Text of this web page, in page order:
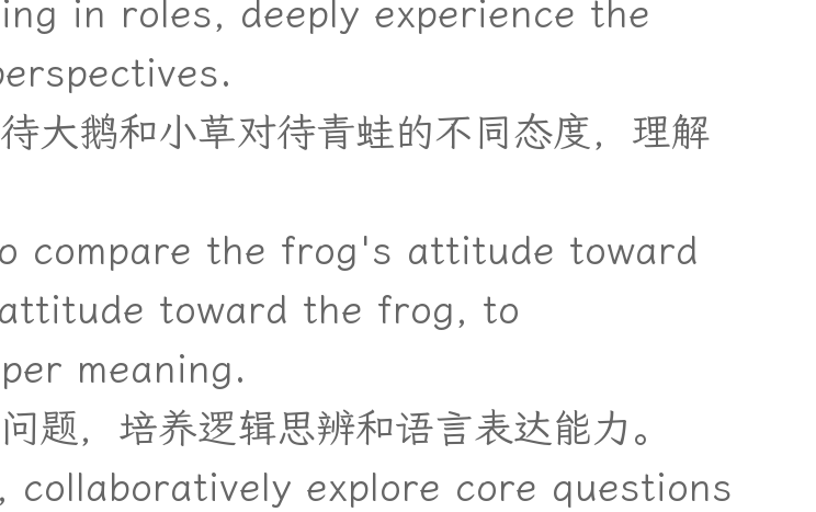
in roles, deeply experience the
待大鹅和小草对待青蛙的不同态度， 理解
compare the frog's attitude toward
toward the frog, to
meaning.
问题， 培养逻辑思辨和语言表达能力。
collaboratively explore core questions